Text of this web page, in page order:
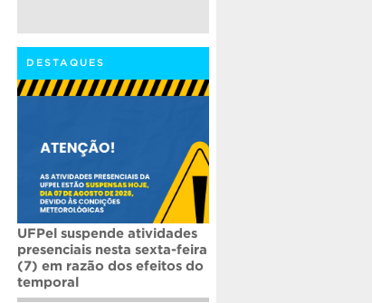
DESTAQUES
UFPel suspende atividades
presenciais nesta sexta-feira
(7) em razão dos efeitos do
temporal